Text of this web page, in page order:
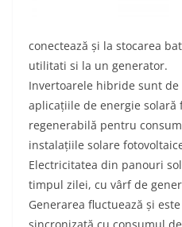
conectează și la stocarea
utilitati si la un generator.
Invertoarele hibride sunt
aplicațiile de energie solară
regenerabilă pentru
instalațiile solare
Electricitatea din panouri
timpul zilei, cu vârf de
Generarea fluctuează și